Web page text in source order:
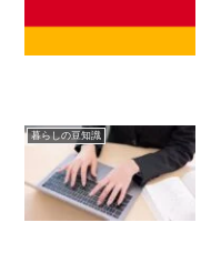
暮らしの豆知識